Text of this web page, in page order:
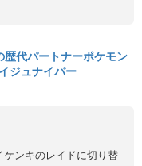
歴代パートナーポケモン
ジュナイパー
ンキのレイドに切り替